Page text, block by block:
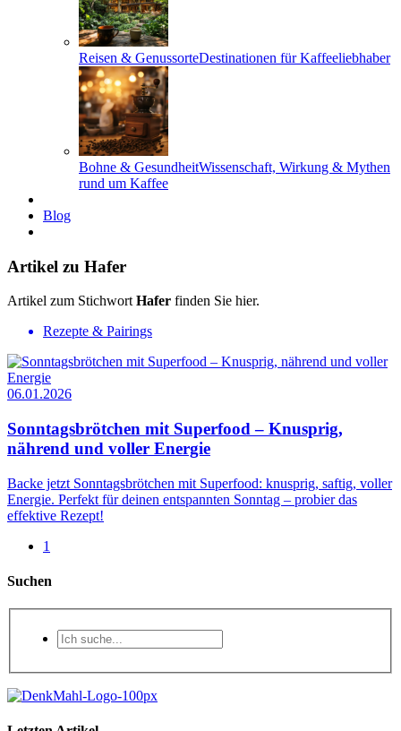
Reisen & GenussorteDestinationen für Kaffeeliebhaber
Bohne & GesundheitWissenschaft, Wirkung & Mythen
rund um Kaffee
Blog
Artikel zu Hafer
Artikel zum StichwortHafer finden Sie hier.
Rezepte & Pairings
06.01.2026
Sonntagsbrötchen mit Superfood – Knusprig,
nährend und voller Energie
Backe jetzt Sonntagsbrötchen mit Superfood: knusprig, saftig, voller
Energie. Perfekt für deinen entspannten Sonntag – probier das
effektive Rezept!
1
Suchen